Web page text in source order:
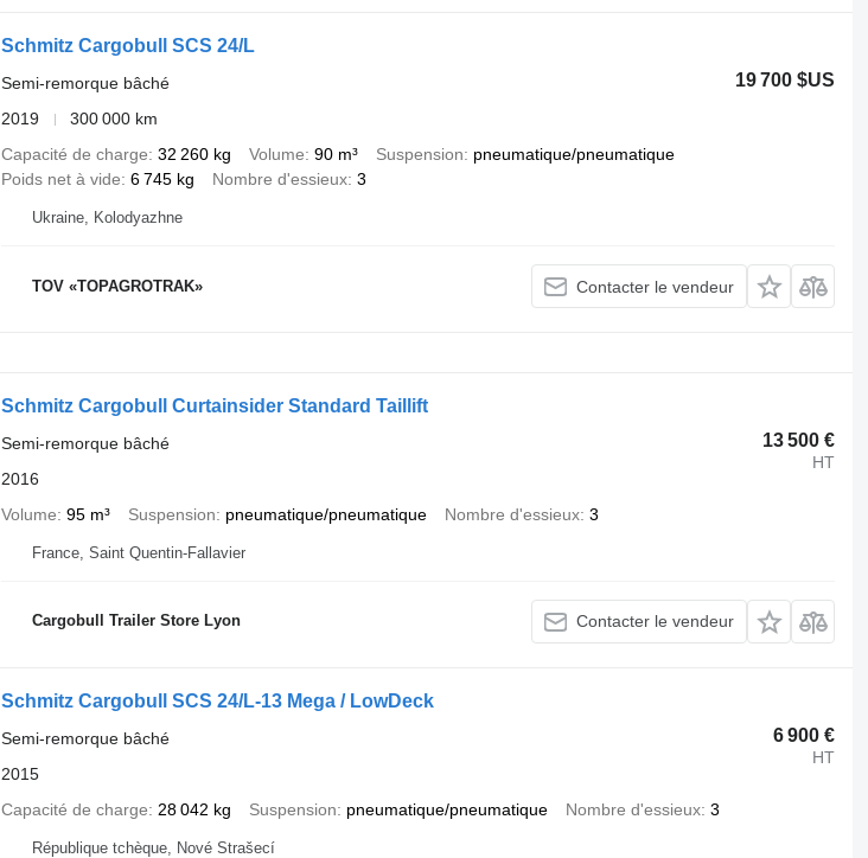
Schmitz Cargobull SCS 24/L
19 700 $US
Semi-remorque bâché
2019
300 000 km
Capacité de charge 32 260 kg Volume 90 m³ Suspension
pneumatique/pneumatique
Poids net à vide 6 745 kg Nombre d'essieux 3
Ukraine, Kolodyazhne
TOV «TOPAGROTRAK» Contacter le vendeur
Schmitz Cargobull Curtainsider Standard Taillift
13 500 €
HT
Semi-remorque bâché
2016
Volume 95 m³ Suspension pneumatique/pneumatique Nombre d'essieux 3
France, Saint Quentin-Fallavier
Cargobull Trailer Store Lyon Contacter le vendeur
Schmitz Cargobull SCS 24/L-13 Mega / LowDeck
6 900 €
HT
Semi-remorque bâché
2015
Capacité de charge
28 042 kg Suspension pneumatique/pneumatique Nombre d'essieux 3
République tchèque, Nové Strašecí